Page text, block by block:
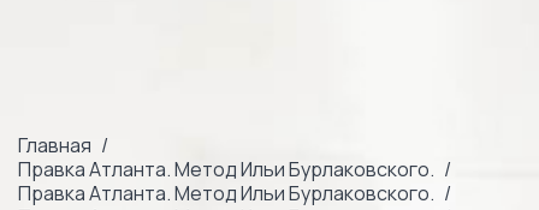
Главная
Правка Атланта. Метод Ильи Бурлаковского.
Правка Атланта. Метод Ильи Бурлаковского.